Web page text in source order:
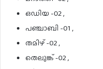
ഒഡിയ -02 ,
പഞ്ചാബി -01 ,
തമിഴ് -02 ,
തെലുങ്ക് -02 ,